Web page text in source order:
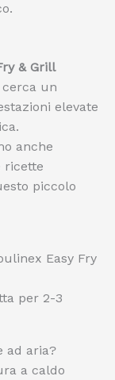
& Grill
un
elevate
anche
ricette
piccolo
Easy Fry
per 2-3
ad aria?
a caldo